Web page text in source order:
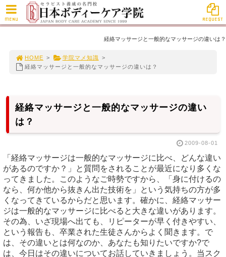
経絡マッサージと一般的なマッサージの違いは？
HOME > 学院マメ知識
>
経絡マッサージと一般的なマッサージの違いは？
経絡マッサージと一般的なマッサージの違い
は？
2009-08-01
「経絡マッサージは一般的なマッサージに比べ、どんな違い
があるのですか？」と質問をされることが最近になり多くな
ってきました。このようなご時勢ですから、「身に付けるの
なら、何か他から抜きん出た技術を」という気持ちの方が多
くなってきているからだと思います。確かに、経絡マッサー
ジは一般的なマッサージに比べると大きな違いがあります。
その為、いざ現場へ出ても、リピーターが早く付きやすい、
という報告も、卒業された生徒さんからよく聞きます。で
は、その違いとは何なのか、あなたも知りたいですか?で
は、今日はその違いについてお話していきましょう。当スク
MENU REQUEST